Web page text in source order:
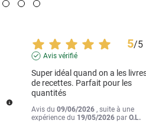
5/5
Avis vérifié
Super idéal quand on a les
de recettes. Parfait pour les
quantités
Avis du09/06/2026 , suite à une
expérience du 19/05/2026 parO.L.